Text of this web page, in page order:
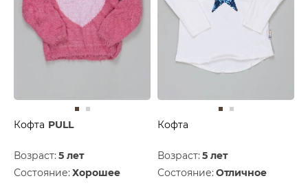
Кофта PULL
Возраст: 5 лет
Состояние: Хорошее
Кофта
Возраст: 5 лет
Состояние: Отличное